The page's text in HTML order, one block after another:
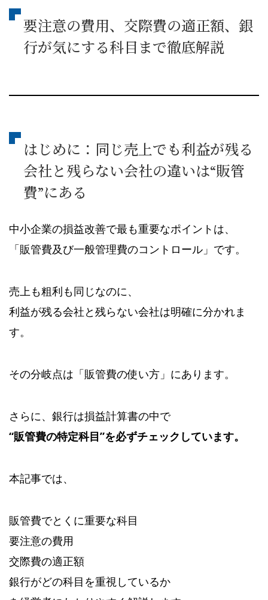
要注意の費用、交際費の適正額、銀
行が気にする科目まで徹底解説
はじめに：同じ売上でも利益が残る
会社と残らない会社の違いは“販管
費”にある
中小企業の損益改善で最も重要なポイントは、
「販管費及び一般管理費のコントロール」です。
売上も粗利も同じなのに、
利益が残る会社と残らない会社は明確に分かれま
す。
その分岐点は「販管費の使い方」にあります。
さらに、銀行は損益計算書の中で
“販管費の特定科目”を必ずチェックしています。
本記事では、
販管費でとくに重要な科目
要注意の費用
交際費の適正額
銀行がどの科目を重視しているか